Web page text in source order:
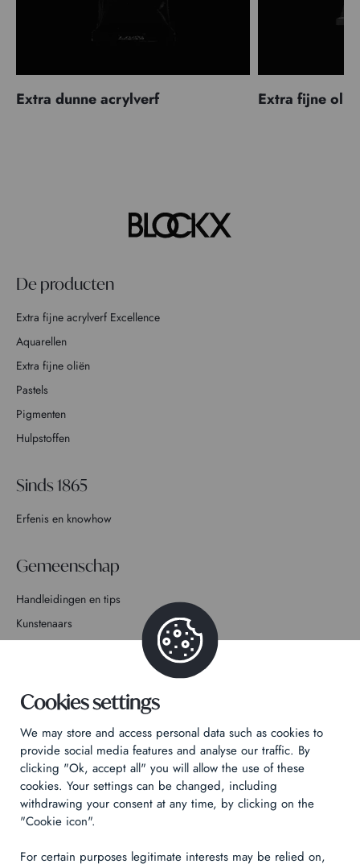
Extra dunne acrylverf Extra fijne
De producten
Extra fijne acrylverf Excellence
Aquarellen
Extra fijne oliën
Pastels
Pigmenten
Hulpstoffen
Sinds 1865
Erfenis en knowhow
Gemeenschap
Handleidingen en tips
Kunstenaars
Contact
Privacybeleid
Juridische informatie
Cookies settings
We may store and access personal data such as cookies to
provide social media features and analyse our traffic. By
clicking "Ok, accept all" you will allow the use of these
cookies. Your settings can be changed, including
withdrawing your consent at any time, by clicking on the
"Cookie icon".
For certain purposes legitimate interests may be relied on,